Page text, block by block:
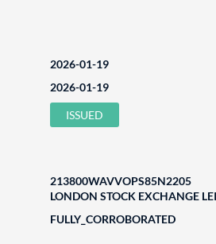
2026-01-19
2026-01-19
ISSUED
213800WAVVOPS85N2205
LONDON STOCK EXCHANGE
FULLY_CORROBORATED